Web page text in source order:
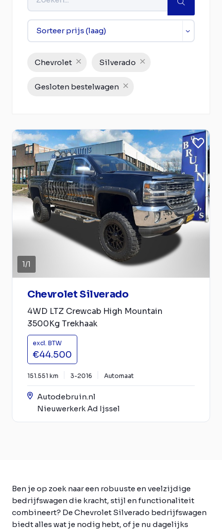
Chevrolet Silverado
Gesloten bestelwagen
1/1
Chevrolet Silverado
4WD LTZ Crewcab High Mountain
3500Kg Trekhaak
excl. BTW
€44.500
151.551 km 3-2016 Automaat
Autodebruin.nl
Nieuwerkerk Ad Ijssel
Ben je op zoek naar een robuuste en veelzijdige
bedrijfswagen die kracht, stijl en functionaliteit
combineert? De Chevrolet Silverado bedrijfswagen
biedt alles wat je nodig hebt, of je nu dagelijks